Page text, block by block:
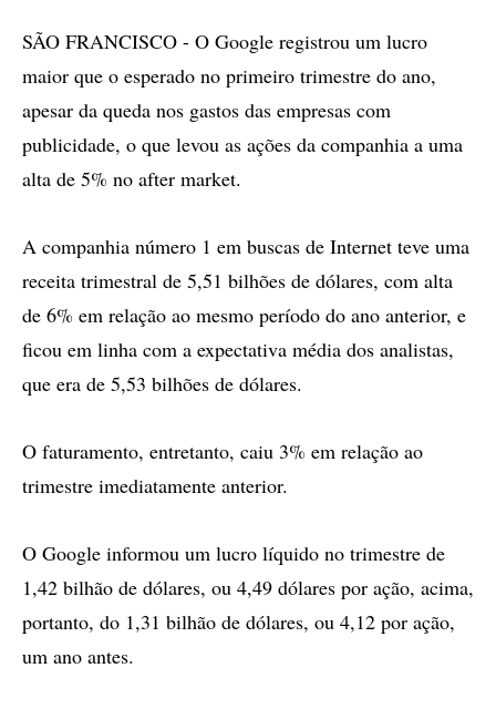
SÃO FRANCISCO - O Google registrou um lucro
maior que o esperado no primeiro trimestre do ano,
apesar da queda nos gastos das empresas com
publicidade, o que levou as ações da companhia a uma
alta de 5% no after market.
A companhia número 1 em buscas de Internet teve uma
receita trimestral de 5,51 bilhões de dólares, com alta
de 6% em relação ao mesmo período do ano anterior, e
ficou em linha com a expectativa média dos analistas,
que era de 5,53 bilhões de dólares.
O faturamento, entretanto, caiu 3% em relação ao
trimestre imediatamente anterior.
O Google informou um lucro líquido no trimestre de
1,42 bilhão de dólares, ou 4,49 dólares por ação, acima,
portanto, do 1,31 bilhão de dólares, ou 4,12 por ação,
um ano antes.